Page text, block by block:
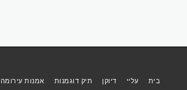
בית עליי דיוקן תיק דוגמנות אמנות עירומה